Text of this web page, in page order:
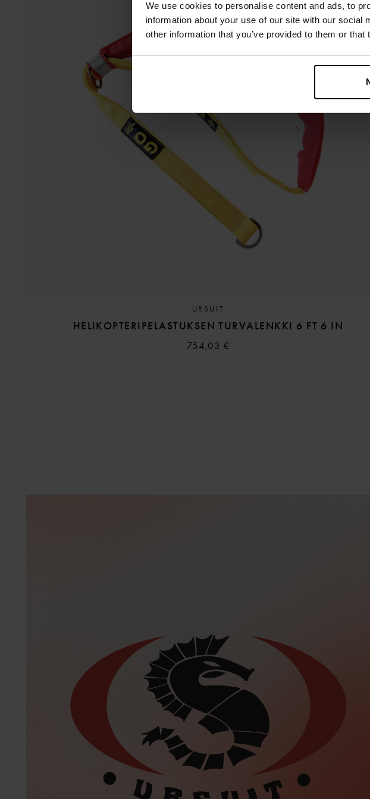
We use cookies to personalise content and ads, to
information about your use of our site with our
other information that you’ve provided to them or
URSUIT
HELIKOPTERIPELASTUKSEN TURVALENKKI 6 FT 6 IN
754,03 €